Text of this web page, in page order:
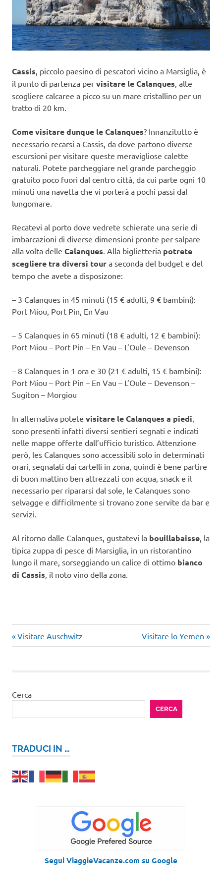
Cassis, piccolo paesino di pescatori vicino a Marsiglia, è
il punto di partenza per visitare le Calanques, alte
scogliere calcaree a picco su un mare cristallino per un
tratto di 20 km.
Come visitare dunque le Calanques? Innanzitutto è
necessario recarsi a Cassis, da dove partono diverse
escursioni per visitare queste meravigliose calette
naturali. Potete parcheggiare nel grande parcheggio
gratuito poco fuori dal centro città, da cui parte ogni 10
minuti una navetta che vi porterà a pochi passi dal
lungomare.
Recatevi al porto dove vedrete schierate una serie di
imbarcazioni di diverse dimensioni pronte per salpare
alla volta delle Calanques. Alla biglietteria potrete
scegliere tra diversi tour a seconda del budget e del
tempo che avete a disposizone:
– 3 Calanques in 45 minuti (15 € adulti, 9 € bambini):
Port Miou, Port Pin, En Vau
– 5 Calanques in 65 minuti (18 € adulti, 12 € bambini):
Port Miou – Port Pin – En Vau – L’Oule – Devenson
– 8 Calanques in 1 ora e 30 (21 € adulti, 15 € bambini):
Port Miou – Port Pin – En Vau – L’Oule – Devenson –
Sugiton – Morgiou
In alternativa potete visitare le Calanques a piedi,
sono presenti infatti diversi sentieri segnati e indicati
nelle mappe offerte dall’ufficio turistico. Attenzione
però, les Calanques sono accessibili solo in determinati
orari, segnalati dai cartelli in zona, quindi è bene partire
di buon mattino ben attrezzati con acqua, snack e il
necessario per ripararsi dal sole, le Calanques sono
selvagge e difficilmente si trovano zone servite da bar e
servizi.
Al ritorno dalle Calanques, gustatevi la bouillabaisse, la
tipica zuppa di pesce di Marsiglia, in un ristorantino
lungo il mare, sorseggiando un calice di ottimo bianco
di Cassis, il noto vino della zona.
Navigazione
Articolo
precedente:
Visitare Auschwitz
Articolo
successivo:
Visitare lo Yemen
Cerca
CERCA
TRADUCI IN …
Segui ViaggieVacanze.com su Google